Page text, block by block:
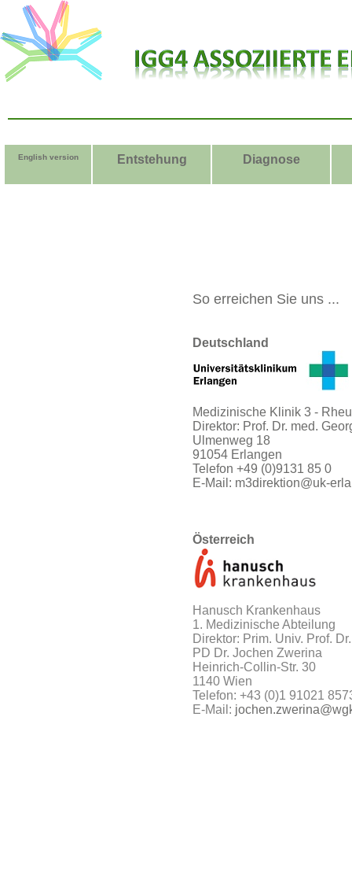
Diagnose
Entstehung
English version
So erreichen Sie uns ...
Deutschland
Medizinische Klinik 3 -
Direktor: Prof. Dr. med.
Ulmenweg 18
91054 Erlangen
Telefon +49 (0)9131 85 0
E-Mail: m3direktion@uk-
Österreich
Hanusch Krankenhaus
1. Medizinische Abteilung
Direktor: Prim. Univ. Prof.
PD Dr. Jochen Zwerina
Heinrich-Collin-Str. 30
1140 Wien
Telefon: +43 (0)1 91021
E-Mail: